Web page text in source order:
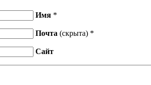
Имя *
Почта (скрыта) *
Сайт